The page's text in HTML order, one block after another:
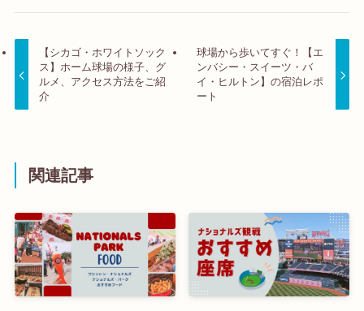
【シカゴ・ホワイトソック
ス】ホーム球場の様子、グ
ルメ、アクセス方法をご紹
介
球場から歩いてすぐ！【エ
ンバシー・スイーツ・バ
イ・ヒルトン】の宿泊レポ
ート
関連記事